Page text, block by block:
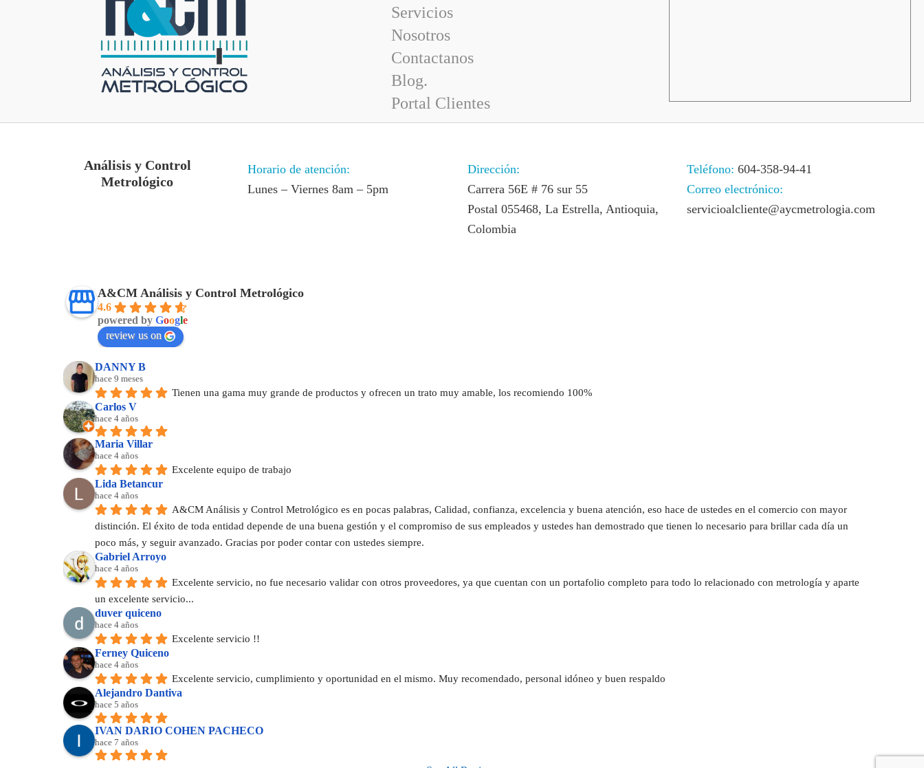
Servicios
Nosotros
Contactanos
Blog.
Portal Clientes
Análisis y Control
Metrológico
Horario de atención:
Lunes – Viernes 8am – 5pm
Dirección:
Carrera 56E # 76 sur 55
Postal 055468, La Estrella, Antioquia,
Colombia
Teléfono: 604-358-94-41
Correo electrónico:
servicioalcliente@aycmetrologia.com
A&CM Análisis y Control Metrológico
4.6
powered by Google
review us on
DANNY B
hace 9 meses
Tienen una gama muy grande de productos y ofrecen un trato muy amable, los recomiendo 100%
Carlos V
hace 4 años
Maria Villar
hace 4 años
Excelente equipo de trabajo
Lida Betancur
hace 4 años
A&CM Análisis y Control Metrológico es en pocas palabras, Calidad, confianza, excelencia y buena atención, eso hace de ustedes en el comercio con mayor
distinción. El éxito de toda entidad depende de una buena gestión y el compromiso de sus empleados y ustedes han demostrado que tienen lo necesario para brillar cada día un
poco más, y seguir avanzado. Gracias por poder contar con ustedes siempre.
Gabriel Arroyo
hace 4 años
Excelente servicio, no fue necesario validar con otros proveedores, ya que cuentan con un portafolio completo para todo lo relacionado con metrología y aparte
un excelente servicio...
duver quiceno
hace 4 años
Excelente servicio !!
Ferney Quiceno
hace 4 años
Excelente servicio, cumplimiento y oportunidad en el mismo. Muy recomendado, personal idóneo y buen respaldo
Alejandro Dantiva
hace 5 años
IVAN DARIO COHEN PACHECO
hace 7 años